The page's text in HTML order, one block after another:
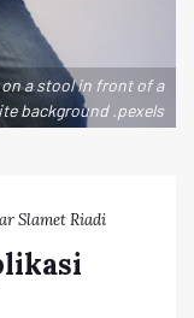
a stool in front of a
background .pexels
Slamet Riadi